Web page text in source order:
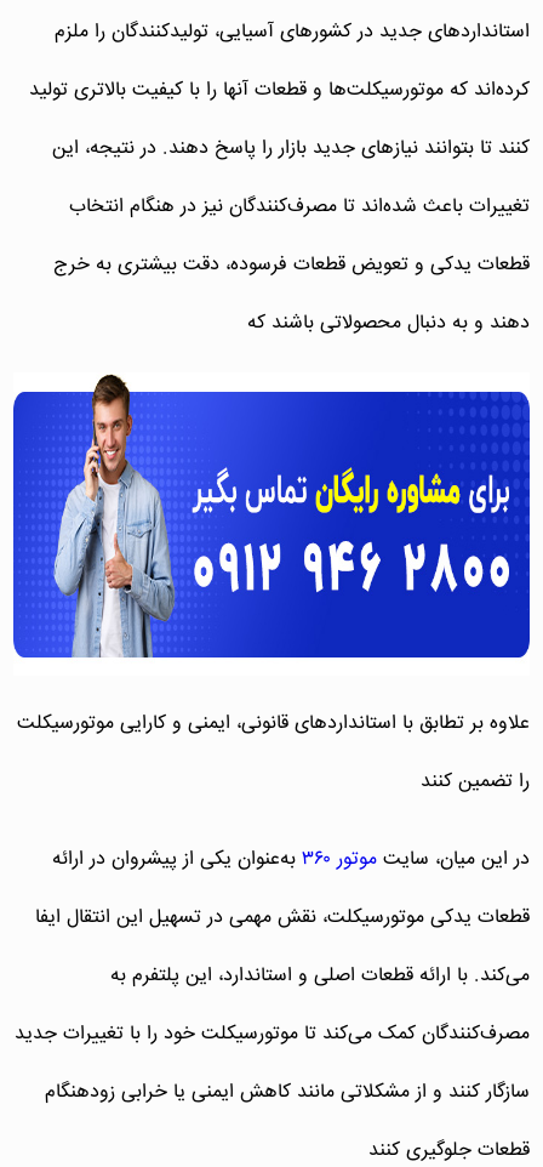
استانداردهای جدید در کشورهای آسیایی، تولیدکنندگان را ملزم
کرده‌اند که موتورسیکلت‌ها و قطعات آنها را با کیفیت بالاتری تولید
کنند تا بتوانند نیازهای جدید بازار را پاسخ دهند. در نتیجه، این
تغییرات باعث شده‌اند تا مصرف‌کنندگان نیز در هنگام انتخاب
قطعات یدکی و تعویض قطعات فرسوده، دقت بیشتری به خرج
دهند و به دنبال محصولاتی باشند که
علاوه بر تطابق با استانداردهای قانونی، ایمنی و کارایی موتورسیکلت
را تضمین کنند
در این میان، سایتموتور ۳۶۰
به‌عنوان یکی از پیشروان در ارائه
قطعات یدکی موتورسیکلت، نقش مهمی در تسهیل این انتقال ایفا
می‌کند. با ارائه قطعات اصلی و استاندارد، این پلتفرم به
مصرف‌کنندگان کمک می‌کند تا موتورسیکلت خود را با تغییرات جدید
سازگار کنند و از مشکلاتی مانند کاهش ایمنی یا خرابی زودهنگام
قطعات جلوگیری کنند